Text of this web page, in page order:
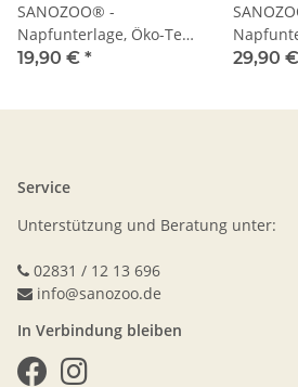
SANOZOO® -
Napfunterlage, Öko-Tex,
Tropfen
19,90 € *
Herz
29,90 €
Service
Unterstützung und Beratung unter:
02831 / 12 13 696
info@sanozoo.de
In Verbindung bleiben